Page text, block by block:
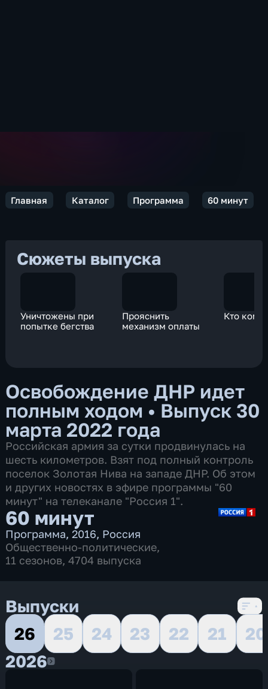
Главная Каталог Программа 60 минут
Сюжеты выпуска
Уничтожены при
попытке бегства
Прояснить
механизм оплаты
Кто кому
Освобождение ДНР идет
полным ходом • Выпуск 30
марта 2022 года
Российская армия за сутки продвинулась на
шесть километров. Взят под полный контроль
поселок Золотая Нива на западе ДНР. Об этом
и других новостях в эфире программы "60
минут" на телеканале "Россия 1".
60 минут
Программа,2016, Россия
Общественно-политические,
11 сезонов, 4704 выпуска
Выпуски
26
25 24 23 22 21
20
20262026